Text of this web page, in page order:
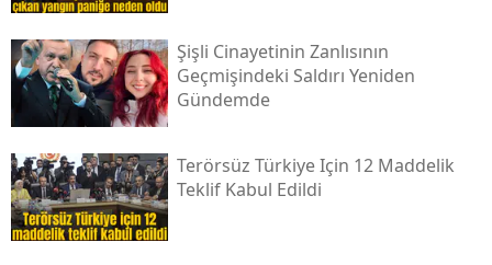
Şişli Cinayetinin Zanlısının
Geçmişindeki Saldırı Yeniden
Gündemde
Terörsüz Türkiye Için 12 Maddelik
Teklif Kabul Edildi